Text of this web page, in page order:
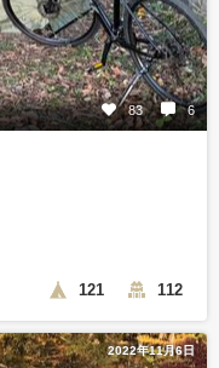
83 6
121 112
2022年11月6日